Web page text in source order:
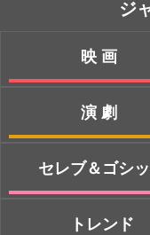
ジ
映画
演劇
セレブ＆ゴシ
トレンド